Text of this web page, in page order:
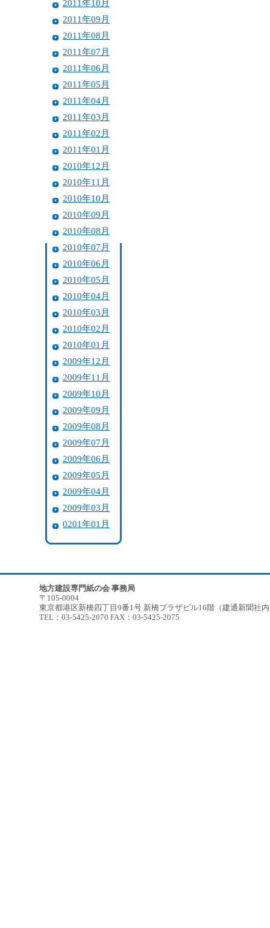
2011年10月
2011年09月
2011年08月
2011年07月
2011年06月
2011年05月
2011年04月
2011年03月
2011年02月
2011年01月
2010年12月
2010年11月
2010年10月
2010年09月
2010年08月
2010年07月
2010年06月
2010年05月
2010年04月
2010年03月
2010年02月
2010年01月
2009年12月
2009年11月
2009年10月
2009年09月
2009年08月
2009年07月
2009年06月
2009年05月
2009年04月
2009年03月
0201年01月
地方建設専門紙の会 事務局
〒105-0004
東京都港区新橋四丁目9番1号 新橋プラザビル16階（建通新聞社
TEL：03-5425-2070 FAX：03-5425-2075